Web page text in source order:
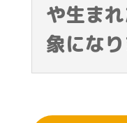
や生ま
象にな